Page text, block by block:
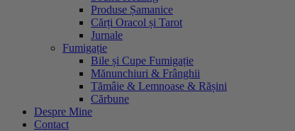
Produse Șamanice
Cărți Oracol și Tarot
Jurnale
Fumigație
Bile și Cupe Fumigație
Mănunchiuri & Frânghii
Tămâie & Lemnoase & Rășini
Cărbune
Despre Mine
Contact